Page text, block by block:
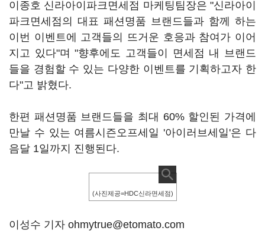
이종호 신라아이파크면세점 마케팅팀장은 "신라아이
파크면세점의 대표 패션명품 브랜드들과 함께 하는
이번 이벤트에 고객들의 뜨거운 호응과 참여가 이어
지고 있다"며 "향후에도 고객들이 면세점 내 브랜드
들을 경험할 수 있는 다양한 이벤트를 기획하고자 한
다"고 밝혔다.
한편 패션명품 브랜드들을 최대 60% 할인된 가격에
만날 수 있는 여름시즌오프세일 '아이러브세일'은 다
음달 1일까지 진행된다.
(사진제공=HDC신라면세점)
이성수 기자 ohmytrue@etomato.com